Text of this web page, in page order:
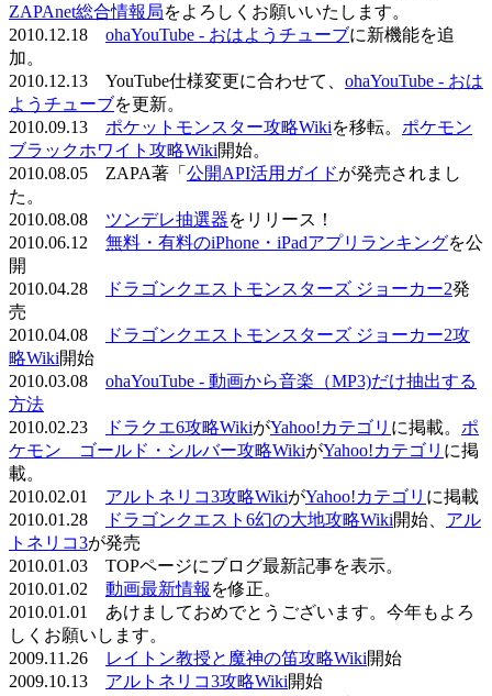
ZAPAnet総合情報局をよろしくお願いいたします。
2010.12.18 ohaYouTube - おはようチューブに新機能を追
加。
2010.12.13 YouTube仕様変更に合わせて、 ohaYouTube - おは
ようチューブを更新。
2010.09.13 ポケットモンスター攻略Wikiを移転。 ポケモン
ブラックホワイト攻略Wiki開始。
2010.08.05 ZAPA著「 公開API活用ガイドが発売されまし
た。
2010.08.08 ツンデレ抽選器をリリース！
2010.06.12 無料・有料のiPhone・iPadアプリランキングを公
開
2010.04.28
ドラゴンクエストモンスターズ ジョーカー2発
売
2010.04.08
ドラゴンクエストモンスターズ ジョーカー2攻
略Wiki開始
2010.03.08 ohaYouTube - 動画から音楽（MP3)だけ抽出する
方法
2010.02.23
ドラクエ6攻略WikiがYahoo!カテゴリ に掲載。 ポ
ケモン ゴールド・シルバー攻略WikiがYahoo!カテゴリ に掲
載。
2010.02.01 アルトネリコ3攻略WikiがYahoo!カテゴリ に掲載
2010.01.28
ドラゴンクエスト6幻の大地攻略Wiki開始、 アル
トネリコ3が発売
2010.01.03 TOPページにブログ最新記事を表示。
2010.01.02 動画最新情報 を修正。
2010.01.01 あけましておめでとうございます。今年もよろ
しくお願いします。
2009.11.26
レイトン教授と魔神の笛攻略Wiki開始
2009.10.13 アルトネリコ3攻略Wiki開始